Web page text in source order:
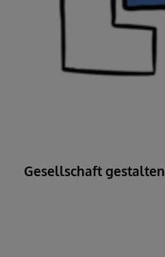
Gesellschaft gestalten